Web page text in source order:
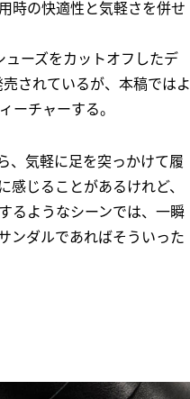
時の快適性と気軽さを併せ
ーズをカットオフしたデ
されているが、本稿ではよ
ーチャーする。
、気軽に足を突っかけて履
じることがあるけれど、
るようなシーンでは、一瞬
ンダルであればそういった